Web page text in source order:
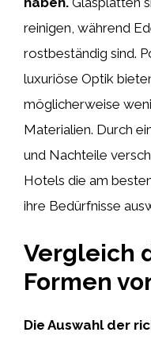
reinigen, während
rostbeständig sind.
luxuriöse Optik
möglicherweise
Materialien. Durch
und Nachteile
Hotels die am
ihre Bedürfnisse
Vergleich
Formen
Die Auswahl der